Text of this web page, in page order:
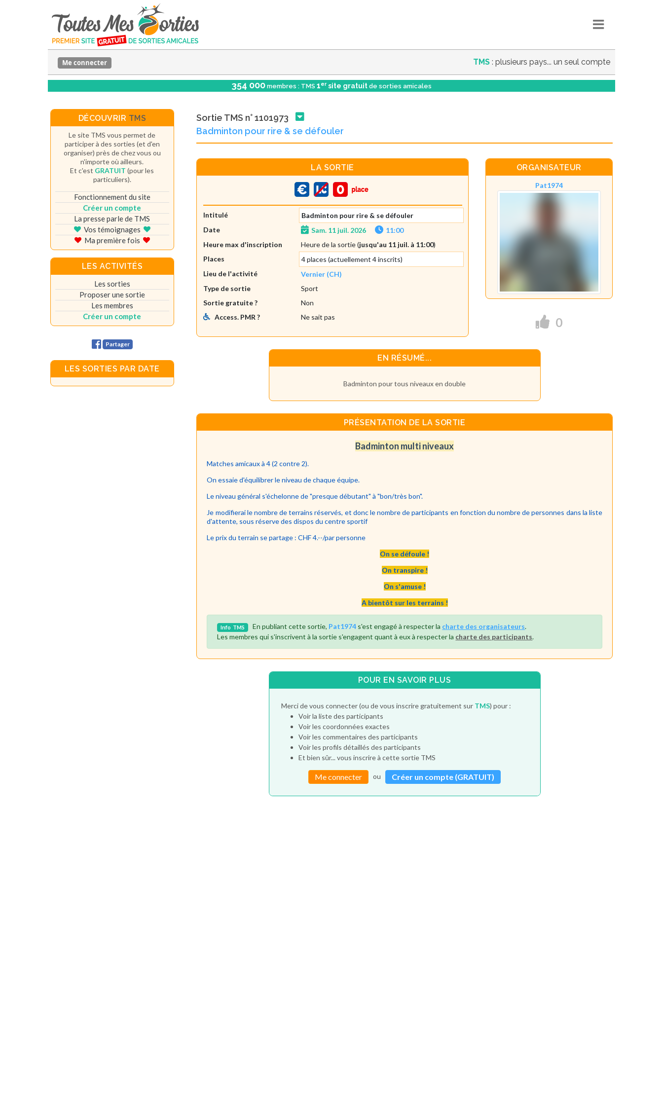
TMS : plusieurs pays... un seul compte
Me connecter
354 000 membres : TMS 1er site gratuit de sorties amicales
Sortie TMS n° 1101973
Badminton pour rire & se défouler
LA SORTIE
Intitulé
Badminton pour rire & se défouler
Date
Sam. 11 juil. 2026
11:00
Heure max d'inscription
Heure de la sortie (jusqu'au 11 juil. à 11:00)
Places
4 places (actuellement 4 inscrits)
Lieu de l'activité
Vernier (CH)
Type de sortie
Sport
Sortie gratuite ?
Non
Access. PMR ?
Ne sait pas
ORGANISATEUR
Pat1974
0
EN RÉSUMÉ...
Badminton pour tous niveaux en double
PRÉSENTATION DE LA SORTIE
Badminton multi niveaux
Matches amicaux à 4 (2 contre 2).
On essaie d'équilibrer le niveau de chaque équipe.
Le niveau général s'échelonne de "presque débutant" à "bon/très bon".
Je modifierai le nombre de terrains réservés, et donc le nombre de participants en fonction du nombre de personnes dans la liste
d'attente, sous réserve des dispos du centre sportif
Le prix du terrain se partage : CHF 4.--/par personne
On se défoule !
On transpire !
On s'amuse !
A bientôt sur les terrains !
Info TMS En publiant cette sortie, Pat1974 s'est engagé à respecter la charte des organisateurs.
Les membres qui s'inscrivent à la sortie s'engagent quant à eux à respecter la charte des participants.
POUR EN SAVOIR PLUS
Merci de vous connecter (ou de vous inscrire gratuitement sur TMS) pour :
Voir la liste des participants
Voir les coordonnées exactes
Voir les commentaires des participants
Voir les profils détaillés des participants
Et bien sûr... vous inscrire à cette sortie TMS
Me connecter ou Créer un compte (GRATUIT)
DÉCOUVRIR TMS
Le site TMS vous permet de
participer à des sorties (et d'en
organiser) près de chez vous ou
n'importe où ailleurs.
Et c'est GRATUIT (pour les
particuliers).
Fonctionnement du site
Créer un compte
La presse parle de TMS
Vos témoignages
Ma première fois
LES ACTIVITÉS
Les sorties
Proposer une sortie
Les membres
Créer un compte
Partager
LES SORTIES PAR DATE